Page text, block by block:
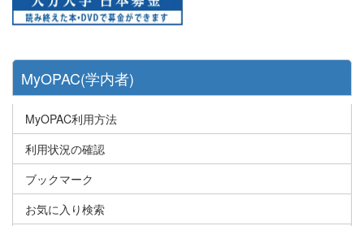
MyOPAC(学内者)
MyOPAC利用方法
利用状況の確認
ブックマーク
お気に入り検索